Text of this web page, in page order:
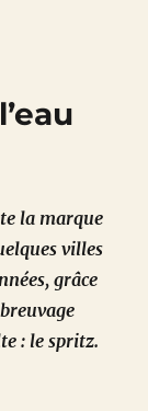
la marque
villes
grâce
: le spritz.